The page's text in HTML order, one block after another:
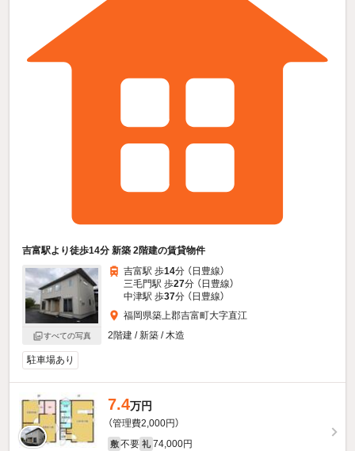
吉富駅より徒歩14分 新築 2階建の賃貸物件
すべての写真
吉富駅 歩14分 （日豊線）
三毛門駅 歩27分 （日豊線）
中津駅 歩37分 （日豊線）
福岡県築上郡吉富町大字直江
2階建 / 新築 / 木造
駐車場あり
7.4万円
（管理費2,000円）
敷 不要 礼 74,000円